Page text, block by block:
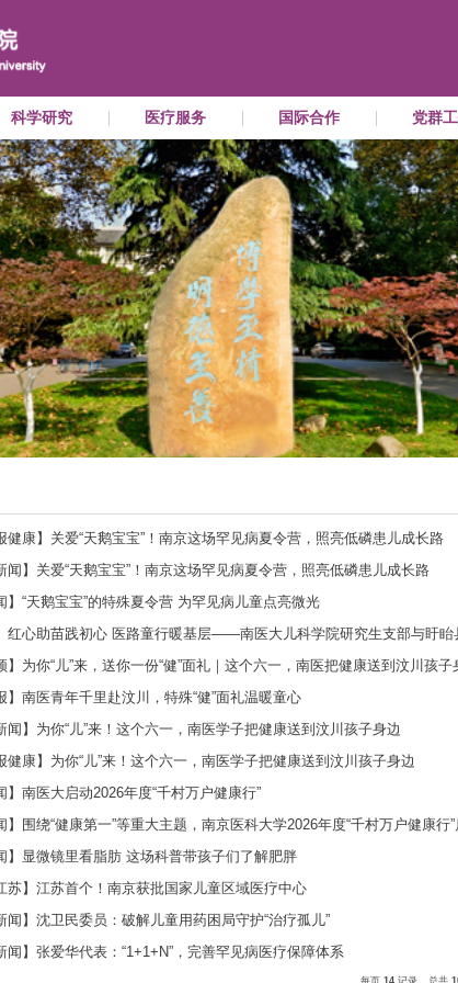
教育教学 科学研究 医
媒体报道
【新华日报健康】关爱“天鹅宝宝”！
【交汇点新闻】关爱“天鹅宝宝”！南
【荔枝新闻】“天鹅宝宝”的特殊夏令
【牛咔视频】为你“儿”来，送你一份